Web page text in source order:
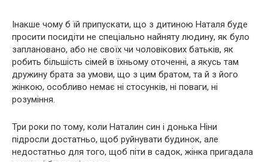
Інакше чому б їй припускати, що з дитиною Наталя буде
просити посидіти не спеціально найняту людину, як було
заплановано, або не своїх чи чоловікових батьків, як
робить більшість сімей в їхньому оточенні, а якусь там
дружину брата за умови, що з цим братом, та й з його
жінкою, особливо немає ні стосунків, ні поваги, ні
розуміння.
Три роки по тому, коли Наталин син і донька Ніни
підросли достатньо, щоб руйнувати будинок, але
недостатньо для того, щоб піти в садок, жінка пригадала